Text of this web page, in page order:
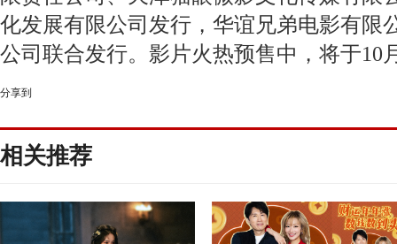
化发展有限公司发行，华谊兄弟电影有限
公司联合发行。影片火热预售中，将于10
分享到
相关推荐